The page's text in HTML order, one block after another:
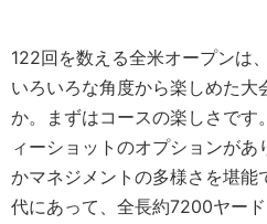
122回を数える全米オープンは
いろいろな角度から楽しめた大
か。まずはコースの楽しさです
ィーショットのオプションが
かマネジメントの多様さを堪能
代にあって、全長約7200ヤー